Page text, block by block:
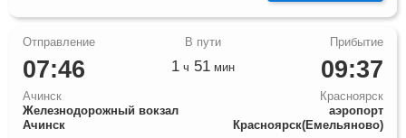
07:46
Ачинск
Железнодорожный вокзал
Ачинск
09:37
Красноярск
аэропорт
Красноярск(Емельяново)
1 ч 51 мин